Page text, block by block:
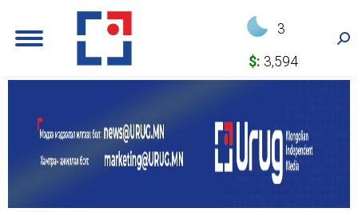
3
$: 3,594